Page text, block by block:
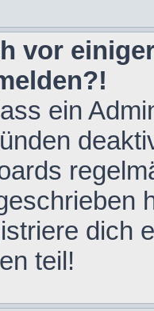
vor
ein
dich
teil!